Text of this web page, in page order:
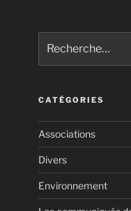
pour
:
CATÉGORIES
Associations
Divers
Environnement